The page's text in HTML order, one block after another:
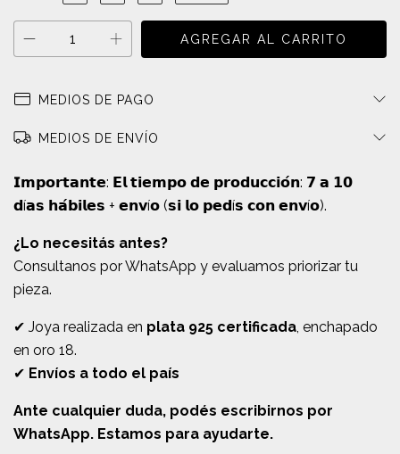
MEDIOS DE PAGO
MEDIOS DE ENVÍO
𝗜𝗺𝗽𝗼𝗿𝘁𝗮𝗻𝘁𝗲: 𝗘𝗹 𝘁𝗶𝗲𝗺𝗽𝗼 𝗱𝗲 𝗽𝗿𝗼𝗱𝘂𝗰𝗰𝗶𝗼́𝗻: 𝟳 𝗮 𝟭𝟬
𝗱í𝗮𝘀 𝗵𝗮́𝗯𝗶𝗹𝗲𝘀 + 𝗲𝗻𝘃í𝗼 (𝘀𝗶 𝗹𝗼 𝗽𝗲𝗱í𝘀 𝗰𝗼𝗻 𝗲𝗻𝘃í𝗼).
¿Lo necesitás antes?
Consultanos por WhatsApp y evaluamos priorizar tu
pieza.
✔ Joya realizada en plata 925 certificada, enchapado
en oro 18.
✔ Envíos a todo el país
Ante cualquier duda, podés escribirnos por
WhatsApp. Estamos para ayudarte.